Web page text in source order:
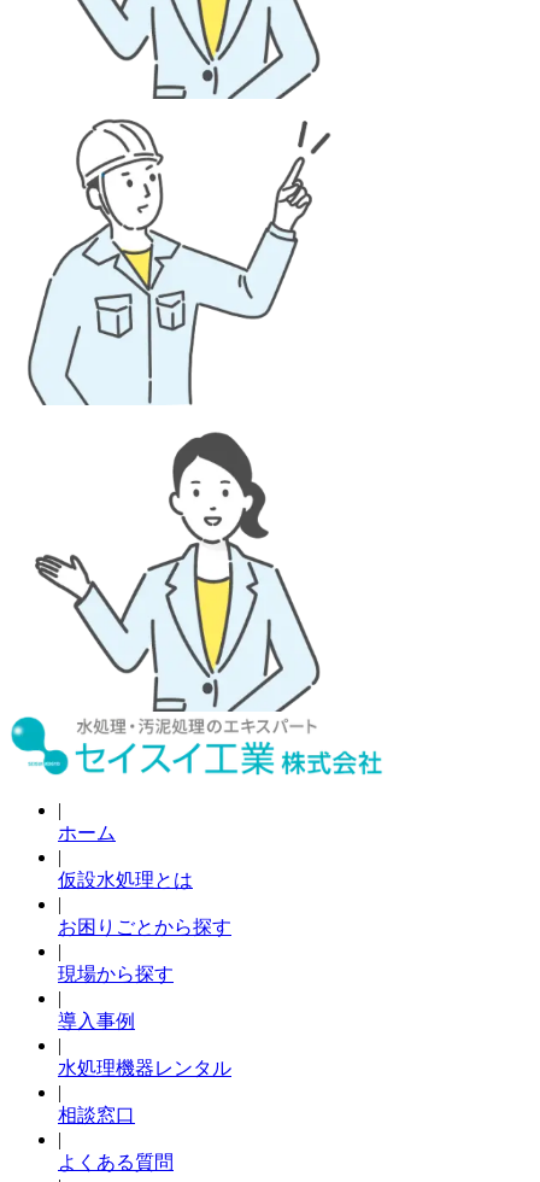
|
ホーム
|
仮設水処理とは
|
お困りごとから探す
|
現場から探す
|
導入事例
|
水処理機器レンタル
|
相談窓口
|
よくある質問